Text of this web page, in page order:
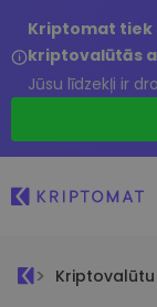
Kriptomat tiek
kriptovalūtās
Jūsu līdzekļi ir